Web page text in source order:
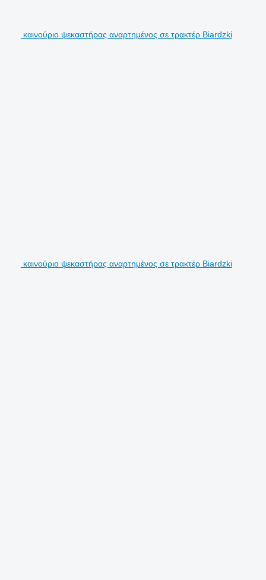
καινούριο ψεκαστήρας αναρτημένος σε τρακτέρ Biardzki
καινούριο ψεκαστήρας αναρτημένος σε τρακτέρ Biardzki